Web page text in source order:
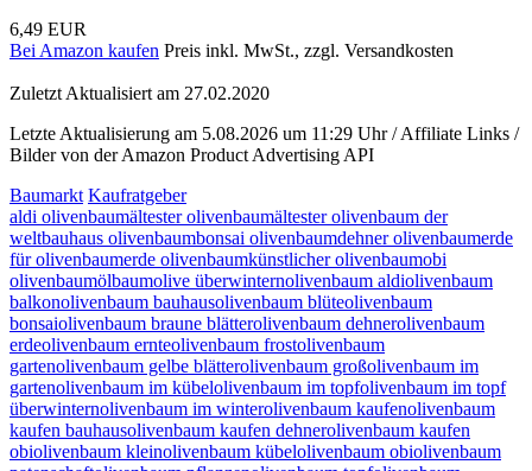
6,49 EUR
Bei Amazon kaufen Preis inkl. MwSt., zzgl. Versandkosten
Zuletzt Aktualisiert am 27.02.2020
Letzte Aktualisierung am 5.08.2026 um 11:29 Uhr / Affiliate Links /
Bilder von der Amazon Product Advertising API
Baumarkt Kaufratgeber
aldi olivenbaumältester olivenbaumältester olivenbaum der
weltbauhaus olivenbaumbonsai olivenbaumdehner olivenbaumerde
für olivenbaumerde olivenbaumkünstlicher olivenbaumobi
olivenbaumölbaumolive überwinternolivenbaum aldiolivenbaum
balkonolivenbaum bauhausolivenbaum blüteolivenbaum
bonsaiolivenbaum braune blätterolivenbaum dehnerolivenbaum
erdeolivenbaum ernteolivenbaum frostolivenbaum
gartenolivenbaum gelbe blätterolivenbaum großolivenbaum im
gartenolivenbaum im kübelolivenbaum im topfolivenbaum im topf
überwinternolivenbaum im winterolivenbaum kaufenolivenbaum
kaufen bauhausolivenbaum kaufen dehnerolivenbaum kaufen
obiolivenbaum kleinolivenbaum kübelolivenbaum obiolivenbaum